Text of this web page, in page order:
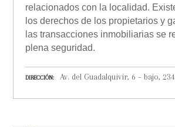
relacionados con la localidad.
los derechos de los propietarios y
las transacciones inmobiliarias se
plena seguridad.
DIRECCIÓN Av. del Guadalquivir, 6 – bajo,